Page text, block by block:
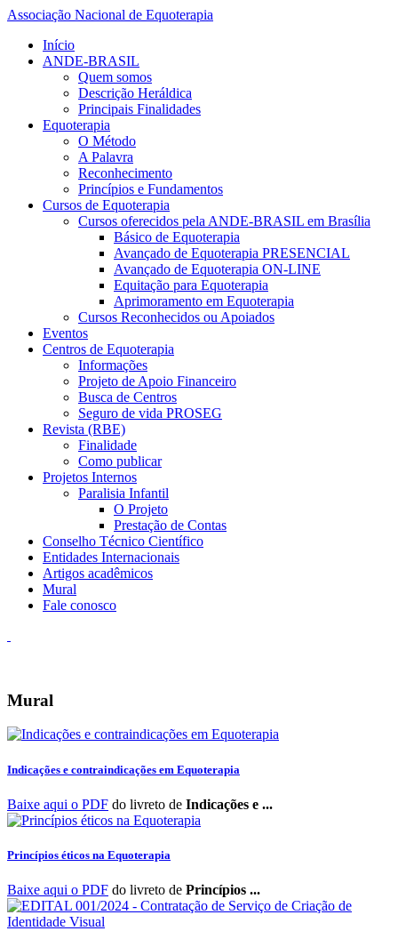
Associação Nacional de Equoterapia
Início
ANDE-BRASIL
Quem somos
Descrição Heráldica
Principais Finalidades
Equoterapia
O Método
A Palavra
Reconhecimento
Princípios e Fundamentos
Cursos de Equoterapia
Cursos oferecidos pela ANDE-BRASIL em Brasília
Básico de Equoterapia
Avançado de Equoterapia PRESENCIAL
Avançado de Equoterapia ON-LINE
Equitação para Equoterapia
Aprimoramento em Equoterapia
Cursos Reconhecidos ou Apoiados
Eventos
Centros de Equoterapia
Informações
Projeto de Apoio Financeiro
Busca de Centros
Seguro de vida PROSEG
Revista (RBE)
Finalidade
Como publicar
Projetos Internos
Paralisia Infantil
O Projeto
Prestação de Contas
Conselho Técnico Científico
Entidades Internacionais
Artigos acadêmicos
Mural
Fale conosco
Mural
Indicações e contraindicações em Equoterapia
Baixe aqui o PDF do livreto de Indicações e ...
Princípios éticos na Equoterapia
Baixe aqui o PDF do livreto de Princípios ...